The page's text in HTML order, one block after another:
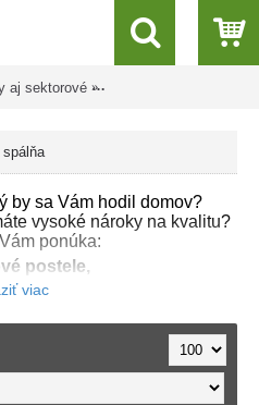
aj sektorové PETRA masívna
by sa Vám hodil domov?
vysoké nároky na kvalitu?
ponúka:
postele,
doplnky...
slovenským výrobkom,